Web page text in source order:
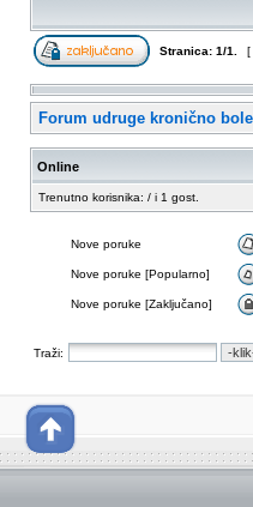
Stranica: 1/1 [
Forum udruge kronično
Online
Trenutno korisnika: / i 1 gost.
Nove poruke
Nove poruke [Popularno]
Nove poruke [Zaključano]
Traži: